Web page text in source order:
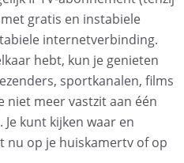
gratis en instabiele
internetverbinding.
hebt, kun je genieten
sportkanalen, films
niet meer vastzit aan één
kunt kijken waar en
nu op je huiskamertv of op